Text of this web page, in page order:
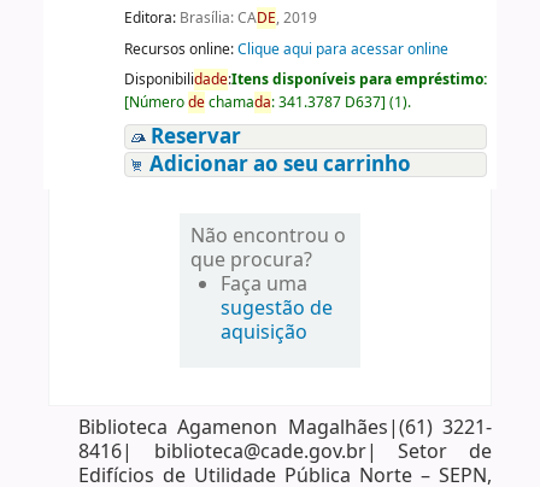
Editora: Brasília: CADE, 2019
Recursos online:Clique aqui para acessar online
Disponibilidade:Itens disponíveis para empréstimo:
[Númerodechamada:341.3787 D637] (1).
Reservar
Adicionar ao seu carrinho
Não encontrou o
que procura?
Faça uma
sugestão de
aquisição
Biblioteca Agamenon Magalhães|(61) 3221-
8416| biblioteca@cade.gov.br| Setor de
Edifícios de Utilidade Pública Norte – SEPN,